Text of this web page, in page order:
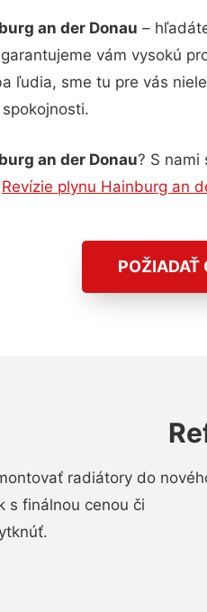
an der Donau –
vám vysokú
ľudia, sme tu pre vás
an der Donau? S nami
Revízie plynu Hainburg an
POŽIADAŤ
radiátory do
s finálnou cenou či